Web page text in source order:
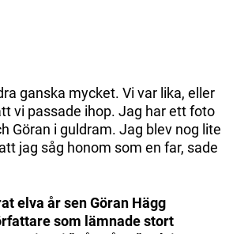
ganska mycket. Vi var lika, eller
vi passade ihop. Jag har ett foto
Göran i guldram. Jag blev nog lite
jag såg honom som en far, sade
elva år sen Göran Hägg
som lämnade stort